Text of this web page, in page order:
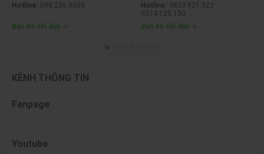
Hotline: 098.236.8008
Bản đồ chỉ dẫn
Hotline: 0833.921.922 -
0374.120.130
Bản đồ chỉ dẫn
KÊNH THÔNG TIN
Fanpage
Youtube